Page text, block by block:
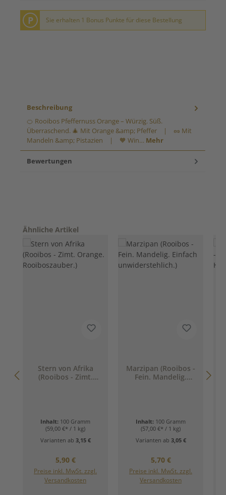
P Sie erhalten 1 Bonus Punkte für diese Bestellung
Beschreibung
🍊 Rooibos Pfeffernuss Orange – Würzig. Süß.
Überraschend. 🎄 Mit Orange &amp; Pfeffer | 🥜 Mit
Mandeln &amp; Pistazien | 🧡 Win… Mehr
Bewertungen
Produktgalerie überspringen
Ähnliche Artikel
Stern von Afrika
(Rooibos - Zimt.
Inhalt: 100 Gramm
(59,00 €* / 1 kg)
Varianten ab 3,15 €
Regulärer Preis:
5,90 €
Preise inkl. MwSt. zzgl.
Versandkosten
Marzipan (Rooibos -
Fein. Mandelig.
Inhalt: 100 Gramm
(57,00 €* / 1 kg)
Varianten ab 3,05 €
Regulärer Preis:
5,70 €
Preise inkl. MwSt. zzgl.
Versandkosten